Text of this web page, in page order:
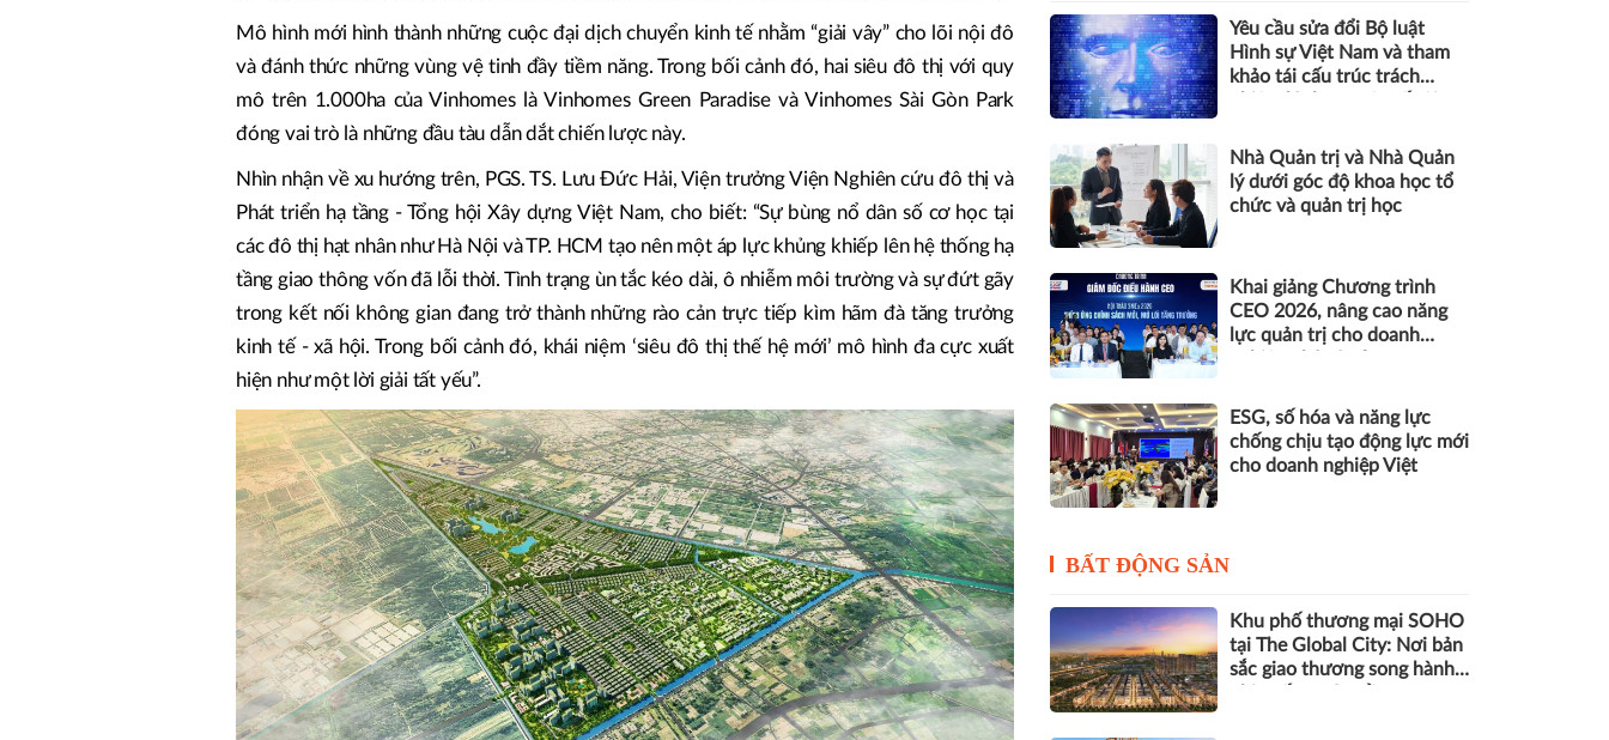
Mô hình mới hình thành những cuộc đại dịch chuyển kinh tế nhằm “giải vây” cho lõi nội đô
và đánh thức những vùng vệ tinh đầy tiềm năng. Trong bối cảnh đó, hai siêu đô thị với quy
mô trên 1.000ha của Vinhomes là Vinhomes Green Paradise và Vinhomes Sài Gòn Park
đóng vai trò là những đầu tàu dẫn dắt chiến lược này.
Nhìn nhận về xu hướng trên, PGS. TS. Lưu Đức Hải, Viện trưởng Viện Nghiên cứu đô thị và
Phát triển hạ tầng - Tổng hội Xây dựng Việt Nam, cho biết: “Sự bùng nổ dân số cơ học tại
các đô thị hạt nhân như Hà Nội và TP. HCM tạo nên một áp lực khủng khiếp lên hệ thống hạ
tầng giao thông vốn đã lỗi thời. Tình trạng ùn tắc kéo dài, ô nhiễm môi trường và sự đứt gãy
trong kết nối không gian đang trở thành những rào cản trực tiếp kìm hãm đà tăng trưởng
kinh tế - xã hội. Trong bối cảnh đó, khái niệm ‘siêu đô thị thế hệ mới’ mô hình đa cực xuất
hiện như một lời giải tất yếu”.
Yêu cầu sửa đổi Bộ luật
Hình sự Việt Nam và tham
khảo tái cấu trúc trách
nhân tạo
Nhà Quản trị và Nhà Quản
lý dưới góc độ khoa học tổ
chức và quản trị học
Khai giảng Chương trình
CEO 2026, nâng cao năng
lực quản trị cho doanh
ESG, số hóa và năng lực
chống chịu tạo động lực mới
cho doanh nghiệp Việt
BẤT ĐỘNG SẢN
Khu phố thương mại SOHO
tại The Global City: Nơi bản
sắc giao thương song hành